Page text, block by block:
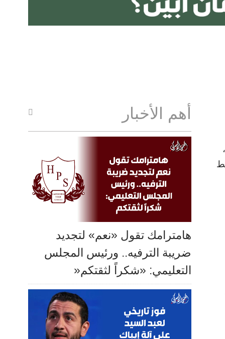
أهم الأخبار
هامترامك تقول «نعم» لتجديد
ضريبة الترفيه.. ورئيس المجلس
التعليمي: «شكراً لثقتكم«